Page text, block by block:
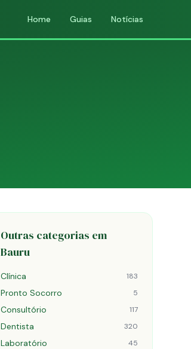
Home Guias Notícias
Outras categorias em
Bauru
Clínica 183
Pronto Socorro 5
Consultório 117
Dentista 320
Laboratório 45